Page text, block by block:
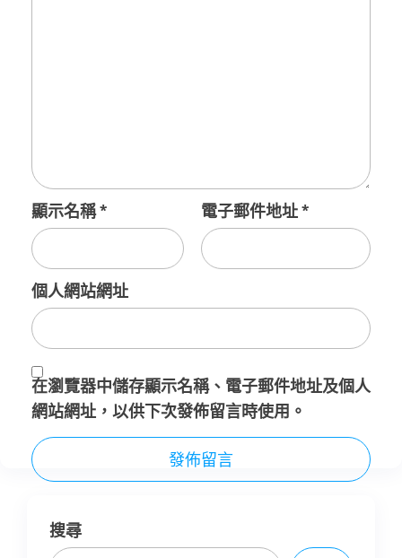
顯示名稱* 電子郵件地址*
個人網站網址
在瀏覽器中儲存顯示名稱、電子郵件地址及個人
網站網址，以供下次發佈留言時使用。
搜尋